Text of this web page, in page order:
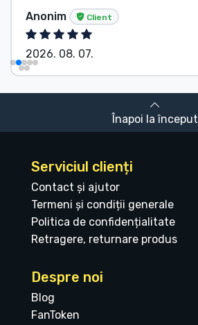
Anonim Client
2026. 08. 07.
Înapoi la început
Serviciul clienți
Contact și ajutor
Termeni și condiții generale
Politica de confidențialitate
Retragere, returnare produs
Despre noi
Blog
FanToken